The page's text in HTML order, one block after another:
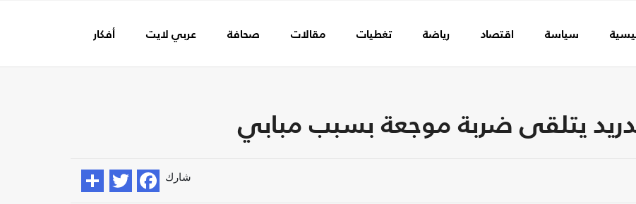
سياسة اقتصاد رياضة تغطيات مقالات صحافة عربي لايت أفكار
يتلقى ضربة موجعة بسبب مبابي
شارك